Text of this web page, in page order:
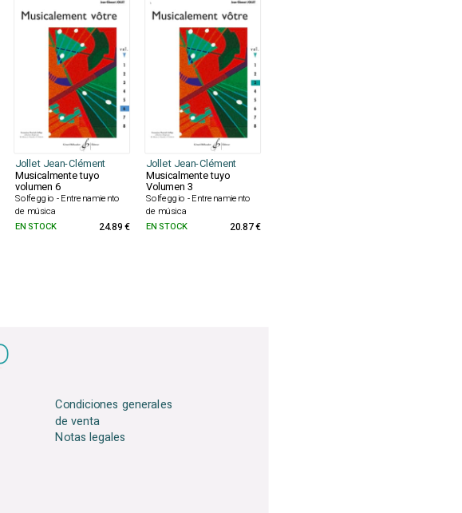
Jollet Jean-Clément Jollet Jean-Clément
Musicalmente tuyo
volumen 6
Solfeggio - Entrenamiento
de música
Musicalmente tuyo
Volumen 3
Solfeggio - Entrenamiento
de música
EN STOCK 24.89 € EN STOCK 20.87 €
Condiciones generales
de venta
Notas legales